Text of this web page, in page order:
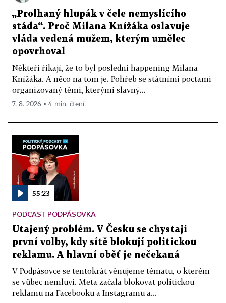
„Prolhaný hlupák v čele nemyslícího
stáda“. Proč Milana Knížáka oslavuje
vláda vedená mužem, kterým umělec
opovrhoval
Někteří říkají, že to byl poslední happening Milana
Knížáka. A něco na tom je. Pohřeb se státními poctami
organizovaný těmi, kterými slavný...
7. 8. 2026 ▪ 4 min. čtení
55:23
PODCAST PODPÁSOVKA
Utajený problém. V Česku se chystají
první volby, kdy sítě blokují politickou
reklamu. A hlavní oběť je nečekaná
V Podpásovce se tentokrát věnujeme tématu, o kterém
se vůbec nemluví. Meta začala blokovat politickou
reklamu na Facebooku a Instagramu a...